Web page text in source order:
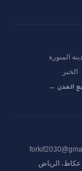
المنورة
الخبر
المدن ←
الرياض